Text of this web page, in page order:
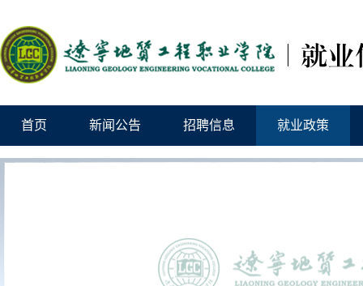
首页 新闻公告 招聘信息 就业政策